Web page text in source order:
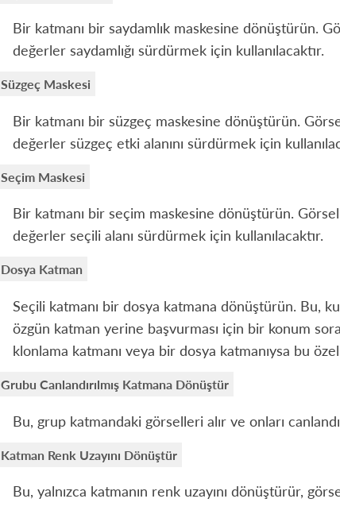
Bir katmanı bir saydamlık maskesine dönüştürün.
değerler saydamlığı sürdürmek için kullanılacaktır.
Süzgeç Maskesi
Bir katmanı bir süzgeç maskesine dönüştürün.
değerler süzgeç etki alanını sürdürmek için
Seçim Maskesi
Bir katmanı bir seçim maskesine dönüştürün.
değerler seçili alanı sürdürmek için kullanılacaktır.
Dosya Katman
Seçili katmanı bir dosya katmana dönüştürün. Bu,
özgün katman yerine başvurması için bir konum
klonlama katmanı veya bir dosya katmanıysa bu
Grubu Canlandırılmış Katmana Dönüştür
Bu, grup katmandaki görselleri alır ve onları
Katman Renk Uzayını Dönüştür
Bu, yalnızca katmanın renk uzayını dönüştürür,